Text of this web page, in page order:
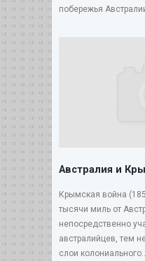
побережья
Австралия и
Крымская война
тысячи миль от
непосредственно
австралийцев, тем
слои